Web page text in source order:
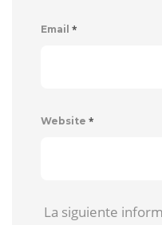
Email *
Website *
La siguiente